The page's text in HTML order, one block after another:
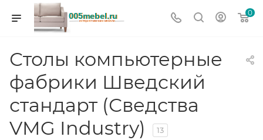
0
Столы компьютерные
фабрики Шведский
стандарт (Сведства
VMG Industry)
13